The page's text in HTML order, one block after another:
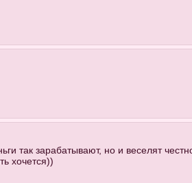
так зарабатывают, но и веселят
хочется))